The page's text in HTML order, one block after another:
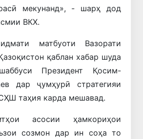
мекунанд», - шарҳ дод
ВКХ.
матбуоти Вазорати
қаблан хабар шуда
Президент Қосим-
дар ҷумҳурӣ стратегияи
таҳия карда мешавад.
асосии ҳамкориҳои
созмон дар ин соҳа то